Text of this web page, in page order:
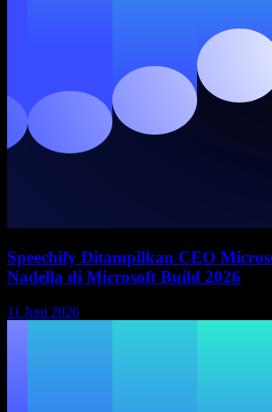
Speechify Ditampilkan CEO
Nadella di Microsoft Build 2026
11 Juni 2026